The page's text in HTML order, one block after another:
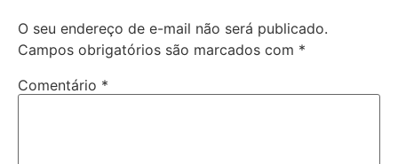
O seu endereço de e-mail não será publicado.
Campos obrigatórios são marcados com *
Comentário *